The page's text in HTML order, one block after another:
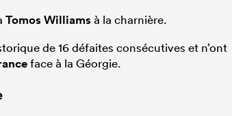
Tomos Williamsà la charnière.
de 16 défaites consécutives et n’ont
face à la Géorgie.